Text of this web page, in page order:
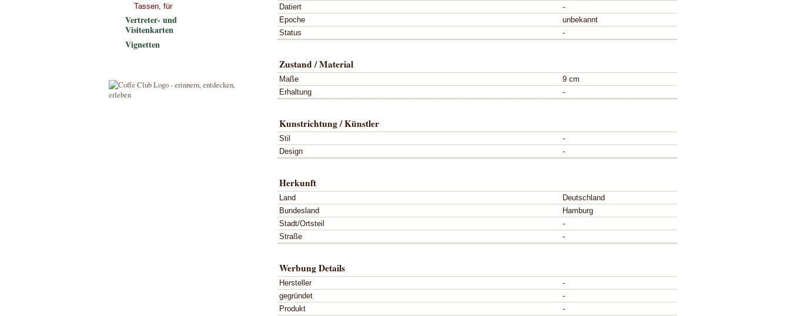
Datiert
-
Epoche
unbekannt
Status
-
Zustand / Material
Maße
9 cm
Erhaltung
-
Kunstrichtung / Künstler
Stil
-
Design
-
Herkunft
Land
Deutschland
Bundesland
Hamburg
Stadt/Ortsteil
-
Straße
-
Werbung Details
Hersteller
-
gegründet
-
Produkt
-
Tassen, für
Vertreter- und
Visitenkarten
Vignetten